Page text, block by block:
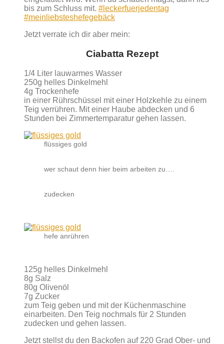
bis zum Schluss mit. #leckerfuerjedentag
#meinliebsteshefegebäck
Jetzt verrate ich dir aber mein:
Ciabatta Rezept
1/4 Liter lauwarmes Wasser
250g helles Dinkelmehl
4g Trockenhefe
in einer Rührschüssel mit einer Holzkehle zu einem
Teig verrühren. Mit einer Haube abdecken und 6
Stunden bei Zimmertemparatur gehen lassen.
flüssiges gold
wer schaut denn hier beim arbeiten zu….
zudecken
hefe anrühren
125g helles Dinkelmehl
8g Salz
80g Olivenöl
7g Zucker
zum Teig geben und mit der Küchenmaschine
einarbeiten. Den Teig nochmals für 2 Stunden
zudecken und gehen lassen.
Jetzt stellst du den Backofen auf 220 Grad Ober- und